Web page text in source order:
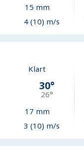
15 mm
4 (10) m/s
Klart
30°
26°
17 mm
3 (10) m/s